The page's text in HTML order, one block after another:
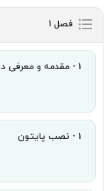
فصل 1
1 - مقدمه و معرفی دوره
1 - نصب پایتون